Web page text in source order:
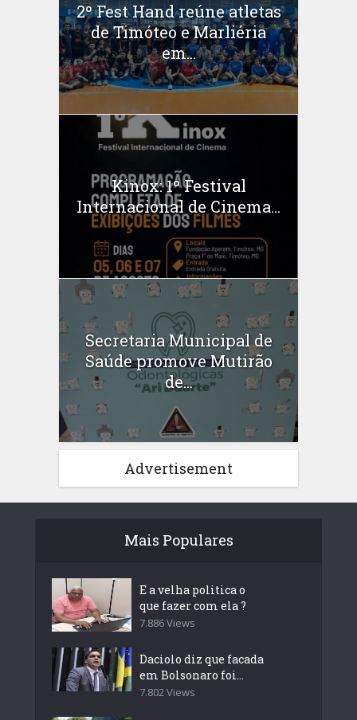
2º Fest Hand reúne atletas
de Timóteo e Marliéria
em...
Kinox: 1º Festival
Internacional de Cinema...
Secretaria Municipal de
Saúde promove Mutirão
de...
Advertisement
Mais Populares
E a velha politica o
que fazer com ela ?
7.886 Views
Daciolo diz que facada
em Bolsonaro foi...
7.802 Views